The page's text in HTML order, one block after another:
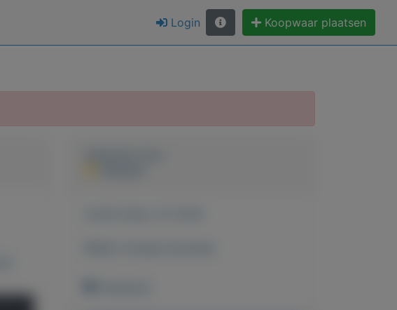
Login Koopwaar plaatsen